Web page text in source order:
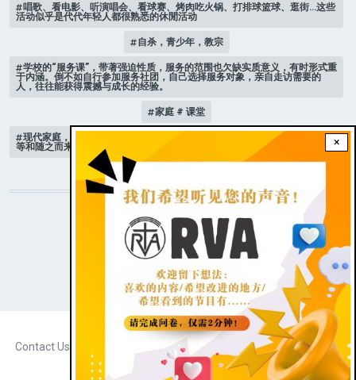
×
唱歌、看电影、听演唱会、看球赛、烤肉吃火锅、打排球篮球、逛街…这些
活动似乎是代代年轻人都很熟悉的休閒活动
自杀，青少年，教宗
学校的“服务课”，带著强迫性质，服务的范围也欠缺实质意义，有时形式重
于内涵。倒不如自行参加服务社团，自己选择服务对象，亲自走访需要的
人，往往能获得震撼与成长的经验。
家庭 # 课堂
现代家庭，子女或许都是宝贝，不公平的待遇显得比较少，但隐性的不平
等和随之而来的身心压力却仍旧挥之不去。
STAY CONNECTED WITH US!
Radio Veritas Asia © 2023
Contact Us
Dark theme